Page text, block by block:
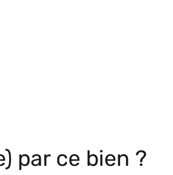
par ce bien ?